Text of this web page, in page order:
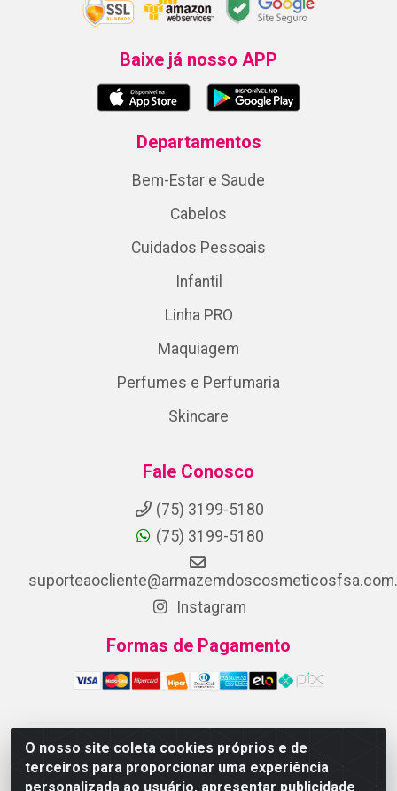
O nosso site coleta cookies próprios e de
terceiros para proporcionar uma experiência
personalizada ao usuário, apresentar publicidade
Baixe já nosso APP
Departamentos
Bem-Estar e Saude
Cabelos
Cuidados Pessoais
Infantil
Linha PRO
Maquiagem
Perfumes e Perfumaria
Skincare
Fale Conosco
(75) 3199-5180
(75) 3199-5180
Instagram
Formas de Pagamento
ARMAZEM DOS COSMETICOS DISTRIBUIDORA LTDA -
Av.Transnordestina, 2222 - Parque Ipê, Feira de
Santana/BA - CEP 44.054-008 - CNPJ 07.246.802/0001-